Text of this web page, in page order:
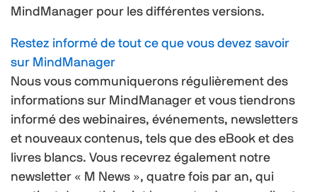
MindManager pour les différentes versions.
Restez informé de tout ce que vous devez savoir
sur MindManager
Nous vous communiquerons régulièrement des
informations sur MindManager et vous tiendrons
informé des webinaires, événements, newsletters
et nouveaux contenus, tels que des eBook et des
livres blancs. Vous recevrez également notre
newsletter « M News », quatre fois par an, qui